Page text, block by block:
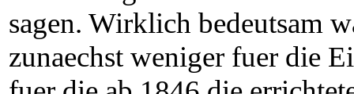
sagen. Wirklich bedeutsam
zunaechst weniger fuer die